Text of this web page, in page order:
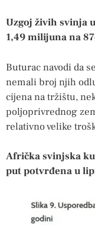
Uzgoj živih svinja
1,49 milijuna na
Buturac navodi da
nemali broj njih
cijena na tržištu,
poljoprivrednog
relativno velike
Afrička svinjska
put potvrđena u